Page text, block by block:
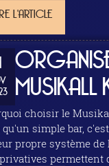
L'ARTICLE
choisir le Musikall karaoké pour votre
simple bar,
propre système
permettent